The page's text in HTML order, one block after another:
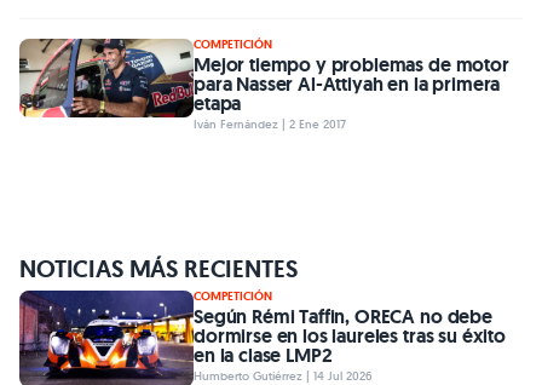
COMPETICIÓN
Mejor tiempo y problemas de motor
para Nasser Al-Attiyah en la primera
etapa
Iván Fernández | 2 Ene 2017
NOTICIAS MÁS RECIENTES
COMPETICIÓN
Según Rémi Taffin, ORECA no debe
dormirse en los laureles tras su éxito
en la clase LMP2
Humberto Gutiérrez | 14 Jul 2026